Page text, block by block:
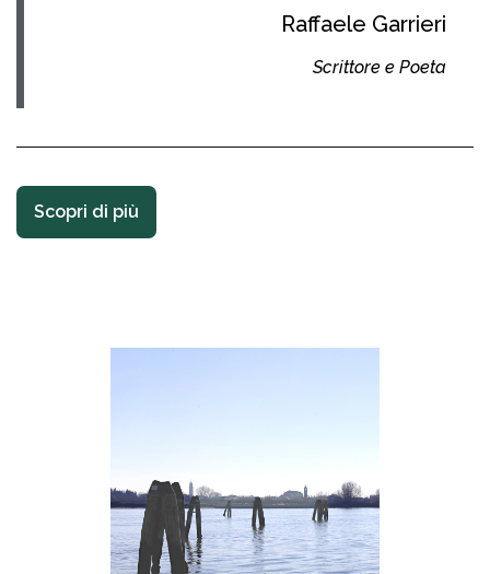
Raffaele Garrieri
Scrittore e Poeta
Scopri di più